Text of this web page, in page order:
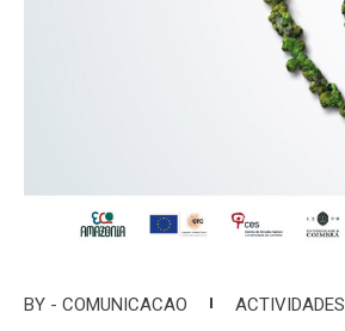
BY - COMUNICACAO ACTIVIDADES